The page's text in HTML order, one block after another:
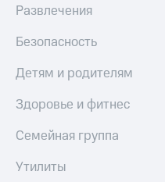
Развлечения
Безопасность
Детям и родителям
Здоровье и фитнес
Семейная группа
Утилиты